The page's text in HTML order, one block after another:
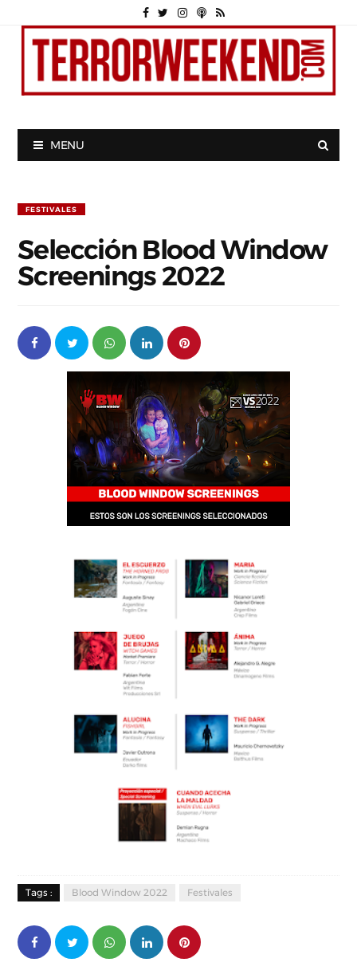
MENU
FESTIVALES
Selección Blood Window
Screenings 2022
Tags : Blood Window 2022 Festivales